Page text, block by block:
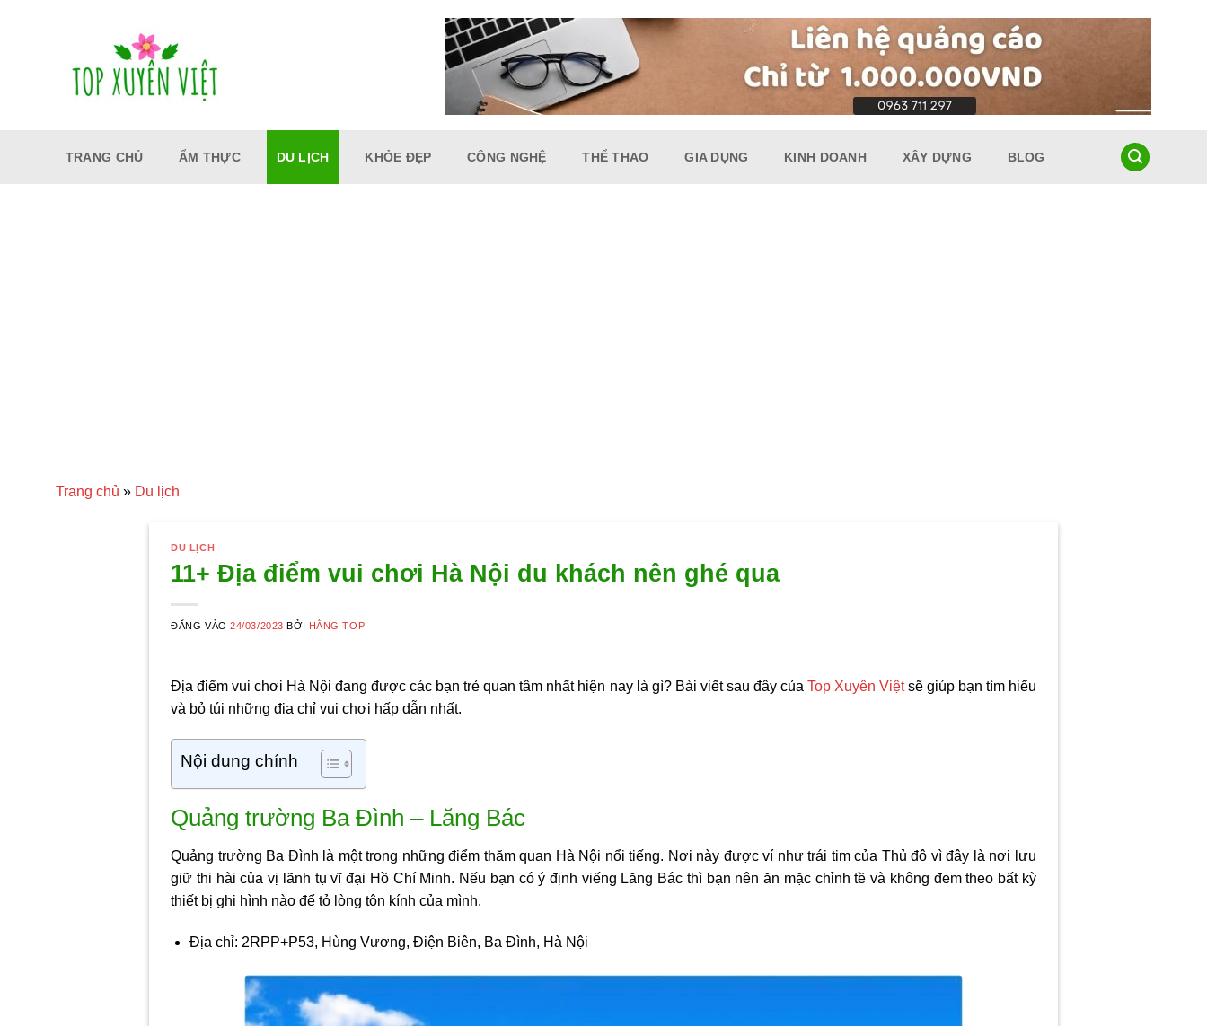
TRANG CHỦ ẨM THỰC DU LỊCH KHỎE ĐẸP CÔNG NGHỆ THỂ THAO GIA DỤNG KINH DOANH XÂY DỰNG BLOG
Trang chủ » Du lịch
DU LỊCH
11+ Địa điểm vui chơi Hà Nội du khách nên ghé qua
ĐĂNG VÀO24/03/2023 BỞI HẰNG TOP
Địa điểm vui chơi Hà Nội đang được các bạn trẻ quan tâm nhất hiện nay là gì? Bài viết sau đây của Top Xuyên Việtsẽ giúp bạn tìm hiểu
và bỏ túi những địa chỉ vui chơi hấp dẫn nhất.
Nội dung chính
Quảng trường Ba Đình – Lăng Bác
Quảng trường Ba Đình là một trong những điểm thăm quan Hà Nội nổi tiếng. Nơi này được ví như trái tim của Thủ đô vì đây là nơi lưu
giữ thi hài của vị lãnh tụ vĩ đại Hồ Chí Minh. Nếu bạn có ý định viếng Lăng Bác thì bạn nên ăn mặc chỉnh tề và không đem theo bất kỳ
thiết bị ghi hình nào để tỏ lòng tôn kính của mình.
Địa chỉ: 2RPP+P53, Hùng Vương, Điện Biên, Ba Đình, Hà Nội